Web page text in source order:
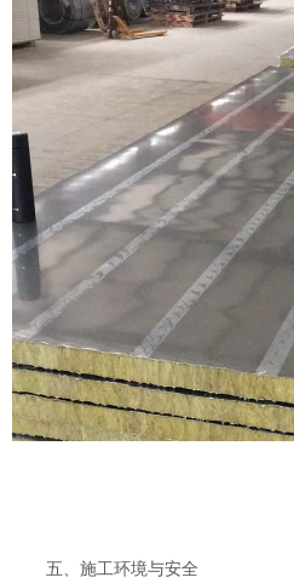
五、施工环境与安全